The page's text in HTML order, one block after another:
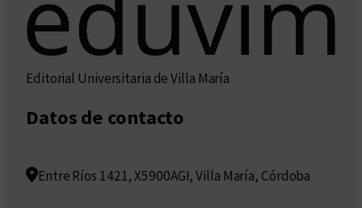
Editorial Universitaria de Villa María
Datos de contacto
Entre Ríos 1421, X5900AGI, Villa María, Córdoba